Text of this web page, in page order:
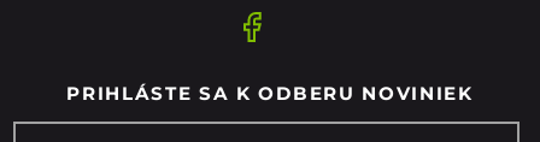
PRIHLÁSTE SA K ODBERU NOVINIEK